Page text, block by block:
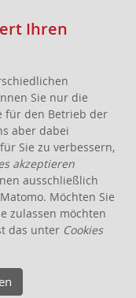
Ihren
Sie nur die
für den Betrieb der
aber dabei
Sie zu verbessern,
akzeptieren
ausschließlich
Möchten Sie
zulassen möchten
das unter Cookies